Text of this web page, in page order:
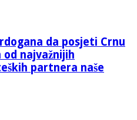
da posjeti Crnu
od najvažnijih
partnera naše